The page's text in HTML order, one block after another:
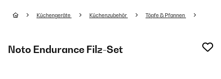
Küchengeräte Küchenzubehör Töpfe & Pfannen
Noto Endurance Filz-Set